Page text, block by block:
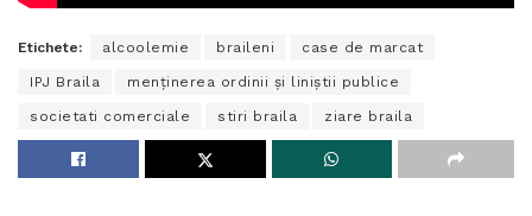
Etichete: alcoolemie braileni case de marcat
IPJ Braila menținerea ordinii și liniștii publice
societati comerciale stiri braila ziare braila